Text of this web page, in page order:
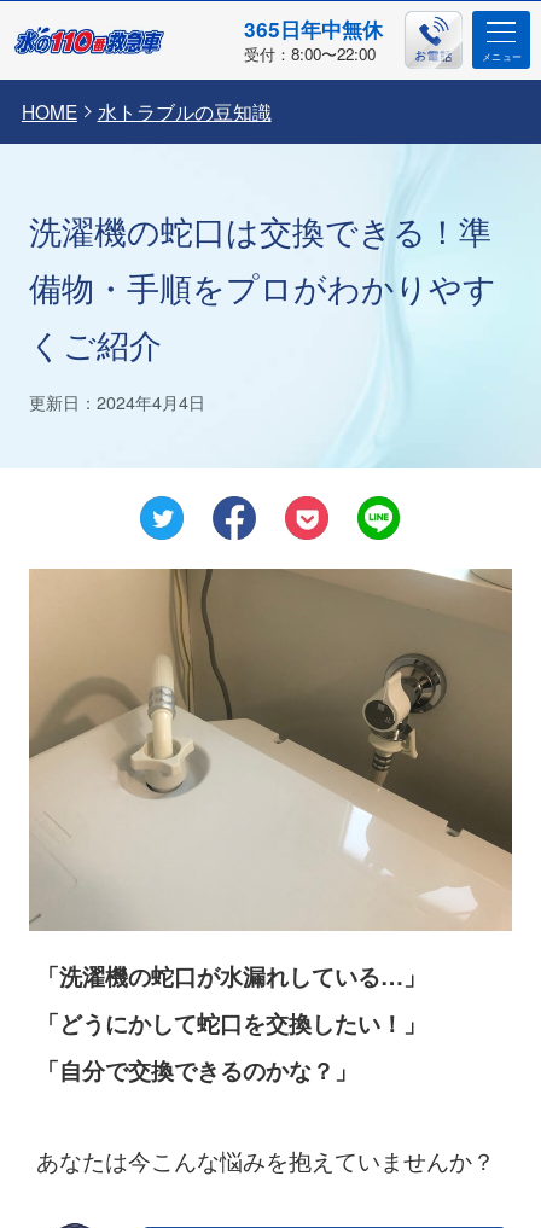
365日年中無休
受付：8:00〜22:00
HOME 水トラブルの豆知識
洗濯機の蛇口は交換できる！準
備物・手順をプロがわかりやす
くご紹介
更新日：2024年4月4日
「洗濯機の蛇口が水漏れしている…」
「どうにかして蛇口を交換したい！」
「自分で交換できるのかな？」
あなたは今こんな悩みを抱えていませんか？